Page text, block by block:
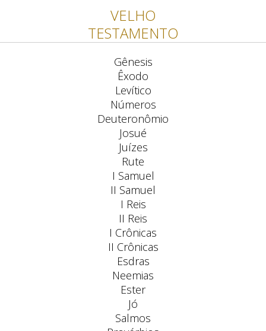
VELHO
TESTAMENTO
Gênesis
Êxodo
Levítico
Números
Deuteronômio
Josué
Juízes
Rute
I Samuel
II Samuel
I Reis
II Reis
I Crônicas
II Crônicas
Esdras
Neemias
Ester
Jó
Salmos